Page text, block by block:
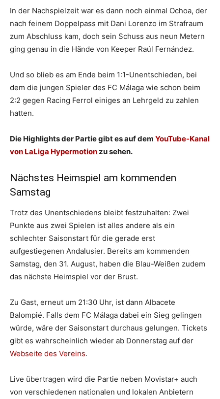
In der Nachspielzeit war es dann noch einmal Ochoa, der
nach feinem Doppelpass mit Dani Lorenzo im Strafraum
zum Abschluss kam, doch sein Schuss aus neun Metern
ging genau in die Hände von Keeper Raúl Fernández.
Und so blieb es am Ende beim 1:1-Unentschieden, bei
dem die jungen Spieler des FC Málaga wie schon beim
2:2 gegen Racing Ferrol einiges an Lehrgeld zu zahlen
hatten.
Die Highlights der Partie gibt es auf dem YouTube-Kanal
von LaLiga Hypermotionzu sehen.
Nächstes Heimspiel am kommenden
Samstag
Trotz des Unentschiedens bleibt festzuhalten: Zwei
Punkte aus zwei Spielen ist alles andere als ein
schlechter Saisonstart für die gerade erst
aufgestiegenen Andalusier. Bereits am kommenden
Samstag, den 31. August, haben die Blau-Weißen zudem
das nächste Heimspiel vor der Brust.
Zu Gast, erneut um 21:30 Uhr, ist dann Albacete
Balompié. Falls dem FC Málaga dabei ein Sieg gelingen
würde, wäre der Saisonstart durchaus gelungen. Tickets
gibt es wahrscheinlich wieder ab Donnerstag auf der
Webseite des Vereins.
Live übertragen wird die Partie neben Movistar+ auch
von verschiedenen nationalen und lokalen Anbietern